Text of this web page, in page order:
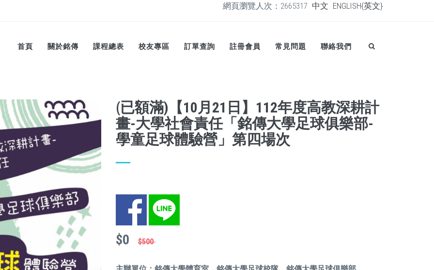
網頁瀏覽人次：2665317 中文 ENGLISH{英文}
首頁 關於銘傳 課程總表 校友專區 訂單查詢 註冊會員 常見問題 聯絡我們
(已額滿)【10月21日】112年度高教深耕計
畫-大學社會責任「銘傳大學足球俱樂部-
學童足球體驗營」第四場次
Facebook LINE
$0 $500